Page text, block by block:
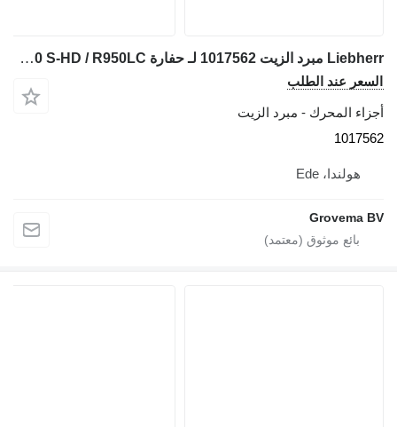
Liebherr مبرد الزيت 1017562 لـ حفارة Liebherr R946 LC / R946 LC-V / R946 NLC / R950 / R950 LC-V / R950 S-HD / R950LC
- مبرد الزيت